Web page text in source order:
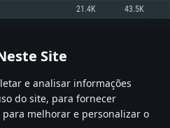
Site
e analisar informações
do site, para fornecer
melhorar e personalizar o
mais recentes (não mais de 6
RX 570) com os drivers mais recentes
21.4K 43.5K